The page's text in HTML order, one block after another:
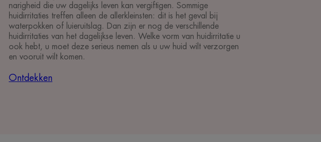
narigheid die uw dagelijks leven kan vergiftigen. Sommige
huidirritaties treffen alleen de allerkleinsten: dit is het geval bij
waterpokken of luieruitslag. Dan zijn er nog de verschillende
huidirritaties van het dagelijkse leven. Welke vorm van huidirritatie u
ook hebt, u moet deze serieus nemen als u uw huid wilt verzorgen
en vooruit wilt komen.
Ontdekken